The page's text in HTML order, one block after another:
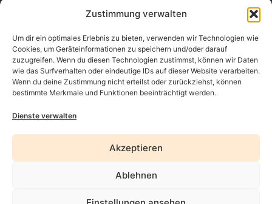
Zustimmung verwalten
Um dir ein optimales Erlebnis zu bieten, verwenden wir Technologien wie
Cookies, um Geräteinformationen zu speichern und/oder darauf
zuzugreifen. Wenn du diesen Technologien zustimmst, können wir Daten
wie das Surfverhalten oder eindeutige IDs auf dieser Website verarbeiten.
Wenn du deine Zustimmung nicht erteilst oder zurückziehst, können
bestimmte Merkmale und Funktionen beeinträchtigt werden.
Dienste verwalten
Akzeptieren
Ablehnen
Üsenberger Strasse 11, 79346 Endingen a.K.
Datenschutz
AGB